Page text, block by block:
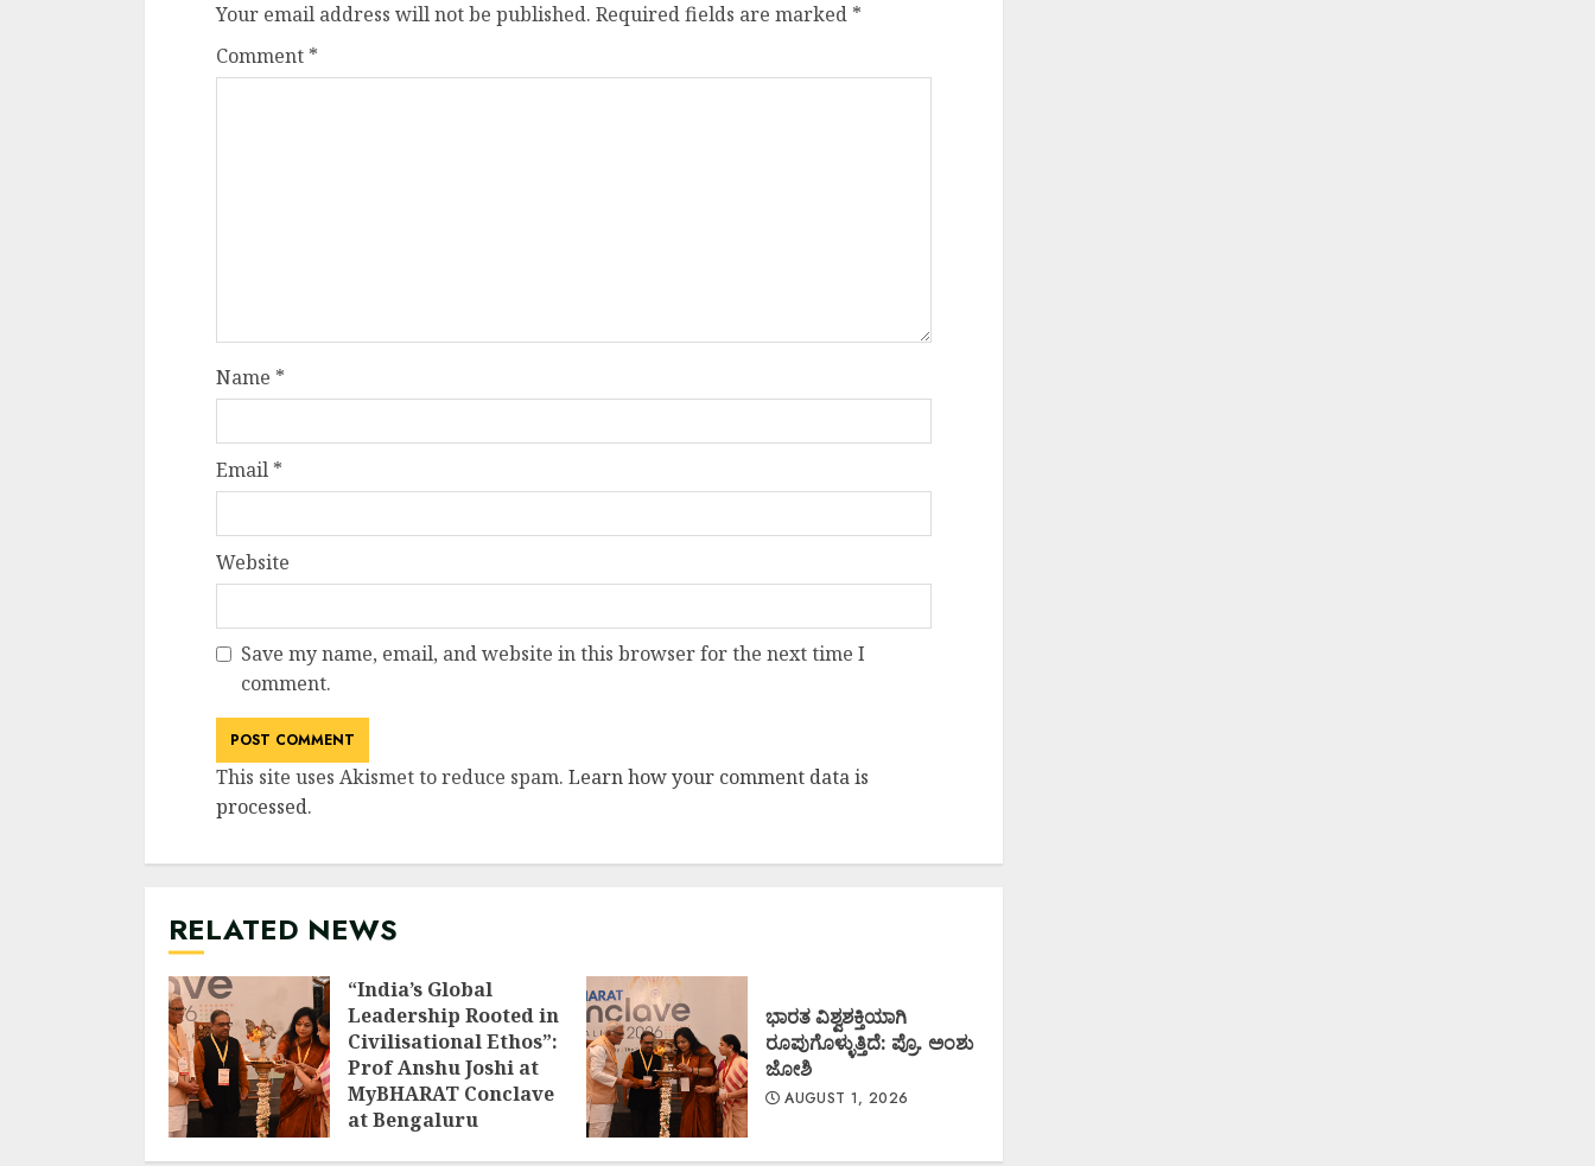
Your email address will not be published. Required fields are marked *
Comment *
Name *
Email *
Website
Save my name, email, and website in this browser for the next time I
comment.
This site uses Akismet to reduce spam. Learn how your comment data is
processed.
RELATED NEWS
“India’s Global
Leadership Rooted in
Civilisational Ethos”:
Prof Anshu Joshi at
MyBHARAT Conclave
at Bengaluru
ಭಾರತ ವಿಶ್ವಶಕ್ತಿಯಾಗಿ
ರೂಪುಗೊಳ್ಳುತ್ತಿದೆ: ಪ್ರೊ. ಅಂಶು
ಜೋಶಿ
AUGUST 1, 2026